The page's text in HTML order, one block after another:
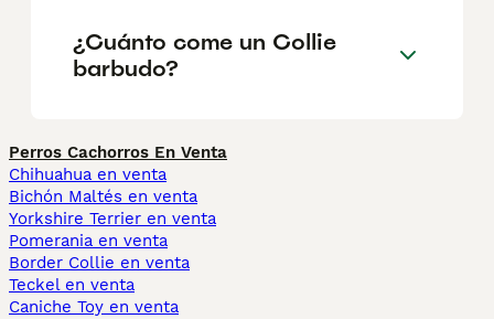
¿Cuánto come un Collie
barbudo?
Perros Cachorros En Venta
Chihuahua en venta
Bichón Maltés en venta
Yorkshire Terrier en venta
Pomerania en venta
Border Collie en venta
Teckel en venta
Caniche Toy en venta